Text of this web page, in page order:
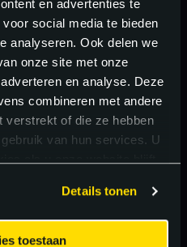
en advertenties te
social media te bieden
analyseren. Ook delen we
onze site met onze
en analyse. Deze
combineren met andere
verstrekt of die ze hebben
van hun services. U
Details tonen
toestaan